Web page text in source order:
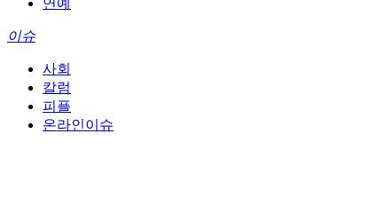
이슈
사회
칼럼
피플
온라인이슈